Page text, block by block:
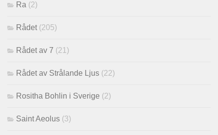
Ra (2)
Rådet (205)
Rådet av 7 (21)
Rådet av Strålande Ljus (22)
Rositha Bohlin i Sverige (2)
Saint Aeolus (3)